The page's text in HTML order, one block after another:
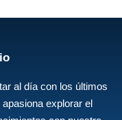
al día con los últimos
explorar el